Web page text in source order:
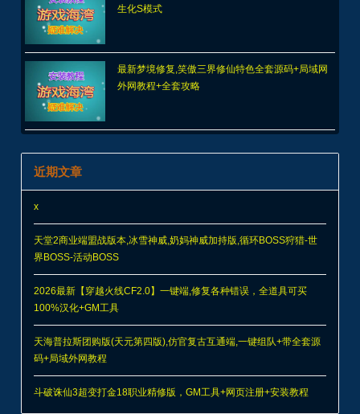
生化S模式
最新梦境修复,笑傲三界修仙特色全套源码+局域网
外网教程+全套攻略
近期文章
x
天堂2商业端盟战版本,冰雪神威,奶妈神威加持版,循环BOSS狩猎-世
界BOSS-活动BOSS
2026最新【穿越火线CF2.0】一键端,修复各种错误，全道具可买
100%汉化+GM工具
天海普拉斯团购版(天元第四版),仿官复古互通端,一键组队+带全套源
码+局域外网教程
斗破诛仙3超变打金18职业精修版，GM工具+网页注册+安装教程